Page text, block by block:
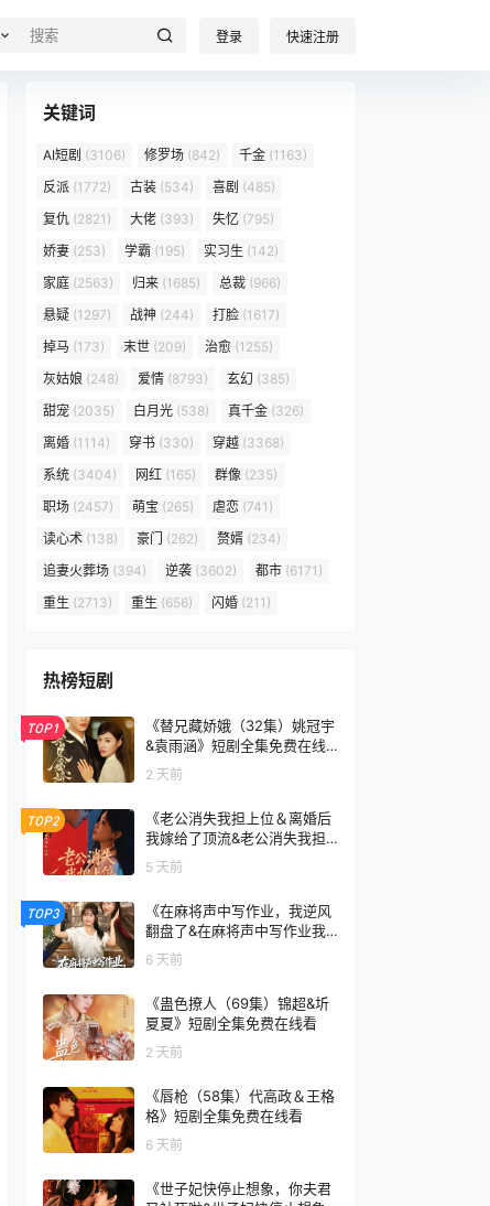
登录 快速注册
关键词
AI短剧 (3106) 修罗场 (842) 千金 (1163)
反派 (1772) 古装 (534) 喜剧 (485)
复仇 (2821) 大佬 (393) 失忆 (795)
娇妻 (253) 学霸 (195) 实习生 (142)
家庭 (2563) 归来 (1685) 总裁 (966)
悬疑 (1297) 战神 (244) 打脸 (1617)
掉马 (173) 末世 (209) 治愈 (1255)
灰姑娘 (248) 爱情 (8793) 玄幻 (385)
甜宠 (2035) 白月光 (538) 真千金 (326)
离婚 (1114) 穿书 (330) 穿越 (3368)
系统 (3404) 网红 (165) 群像 (235)
职场 (2457) 萌宝 (265) 虐恋 (741)
读心术 (138) 豪门 (262) 赘婿 (234)
追妻火葬场 (394) 逆袭 (3602) 都市 (6171)
重生 (2713) 重生 (656) 闪婚 (211)
热榜短剧
TOP1
《替兄藏娇娥（32集）姚冠宇
&袁雨涵》短剧全集免费在线
看
2 天前
TOP2
《老公消失我担上位＆离婚后
我嫁给了顶流&老公消失我担
上位离婚后我嫁给了顶流（76
集）李卓扬＆邓灵枢》短剧全
5 天前
TOP3
《在麻将声中写作业，我逆风
翻盘了&在麻将声中写作业我
逆风翻盘了（60集）张颖菲＆
胡文乐》短剧全集免费在线看
6 天前
《蛊色撩人（69集）锦超&圻
夏夏》短剧全集免费在线看
2 天前
《唇枪（58集）代高政＆王格
格》短剧全集免费在线看
6 天前
《世子妃快停止想象，你夫君